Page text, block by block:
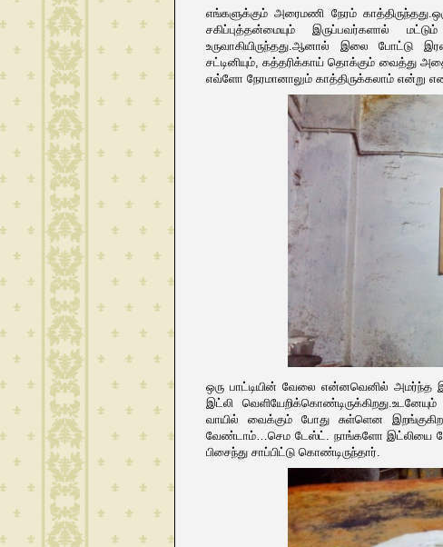
எங்களுக்கும் அரைமணி நேரம்
சகிப்புத்தன்மையும் இருப்பவர்களால்
உருவாகியிருந்தது.ஆனால் இலை போட்டு
சட்டினியும், கத்தரிக்காய் தொக்கும் வைத்து
எவ்ளோ நேரமானாலும் காத்திருக்கலாம் என்று
ஒரு பாட்டியின் வேலை என்னவெனில் அமர்ந்த
இட்லி
வாயில் வைக்கும் போது சுள்ளென
வேண்டாம்…செம டேஸ்ட். நாங்களோ இட்லியை
பிசைந்து சாப்பிட்டு கொண்டிருந்தார்.